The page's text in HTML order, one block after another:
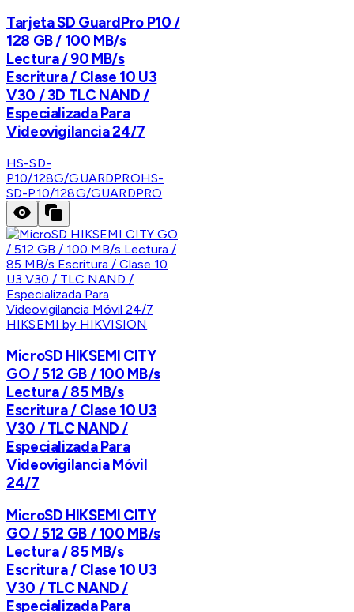
Tarjeta SD GuardPro P10 /
128 GB / 100 MB/s
Lectura / 90 MB/s
Escritura / Clase 10 U3
V30 / 3D TLC NAND /
Especializada Para
Videovigilancia 24/7
HS-SD-
P10/128G/GUARDPROHS-
SD-P10/128G/GUARDPRO
HIKSEMI by HIKVISION
MicroSD HIKSEMI CITY
GO / 512 GB / 100 MB/s
Lectura / 85 MB/s
Escritura / Clase 10 U3
V30 / TLC NAND /
Especializada Para
Videovigilancia Móvil
24/7
MicroSD HIKSEMI CITY
GO / 512 GB / 100 MB/s
Lectura / 85 MB/s
Escritura / Clase 10 U3
V30 / TLC NAND /
Especializada Para